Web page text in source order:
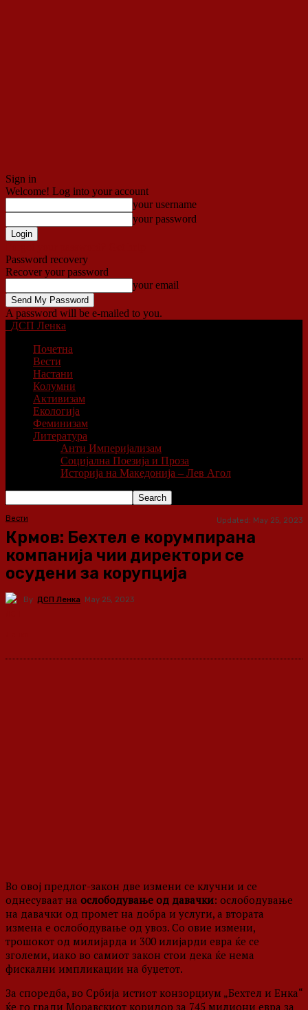
Sign in
Welcome! Log into your account
your username
your password
Password recovery
Recover your password
your email
A password will be e-mailed to you.
ДСП Ленка
Почетна
Вести
Настани
Колумни
Активизам
Екологија
Феминизам
Литература
Анти Империјализам
Социјална Поезија и Проза
Историја на Македонија – Лев Агол
Вести Updated: May 25, 2023
Крмов: Бехтел е корумпирана
компанија чии директори се
осудени за корупција
By ДСП Ленка May 25, 2023
Во овој предлог-закон две измени се клучни и се
однесуваат на ослободување од давачки: ослободување
на давачки од промет на добра и услуги, а втората
измена е ослободување од увоз. Со овие измени,
трошокот од милијарда и 300 илијарди евра ќе се
зголеми, иако во самиот закон стои дека ќе нема
фискални импликации на буџетот.
За споредба, во Србија истиот конзорциум „Бехтел и Енка“
ќе го гради Моравскиот коридор за 745 милиони евра за